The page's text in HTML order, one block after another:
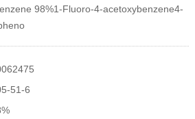
98%1-Fluoro-4-acetoxybenzene4-
51-6